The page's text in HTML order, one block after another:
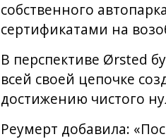
собственного
сертификатами на
В перспективе Ørsted
всей своей цепочке
достижению чистого
Реумерт добавила: